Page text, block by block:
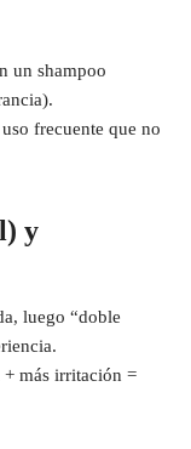
un shampoo
frecuente que no
y
luego “doble
+ más irritación =